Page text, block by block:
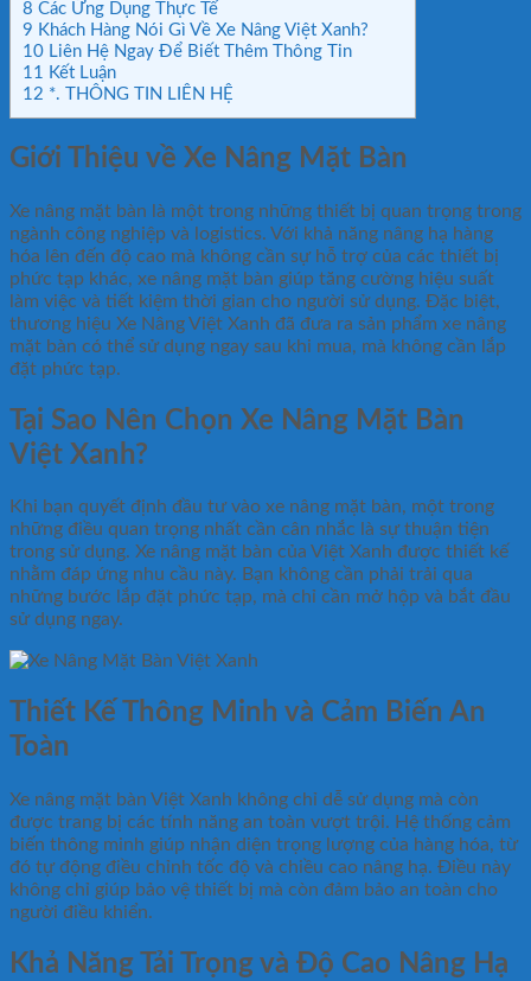
8 Các Ứng Dụng Thực Tế
9 Khách Hàng Nói Gì Về Xe Nâng Việt Xanh?
10 Liên Hệ Ngay Để Biết Thêm Thông Tin
11 Kết Luận
12 *. THÔNG TIN LIÊN HỆ
Giới Thiệu về Xe Nâng Mặt Bàn
Xe nâng mặt bàn là một trong những thiết bị quan trọng trong
ngành công nghiệp và logistics. Với khả năng nâng hạ hàng
hóa lên đến độ cao mà không cần sự hỗ trợ của các thiết bị
phức tạp khác, xe nâng mặt bàn giúp tăng cường hiệu suất
làm việc và tiết kiệm thời gian cho người sử dụng. Đặc biệt,
thương hiệu Xe Nâng Việt Xanh đã đưa ra sản phẩm xe nâng
mặt bàn có thể sử dụng ngay sau khi mua, mà không cần lắp
đặt phức tạp.
Tại Sao Nên Chọn Xe Nâng Mặt Bàn
Việt Xanh?
Khi bạn quyết định đầu tư vào xe nâng mặt bàn, một trong
những điều quan trọng nhất cần cân nhắc là sự thuận tiện
trong sử dụng. Xe nâng mặt bàn của Việt Xanh được thiết kế
nhằm đáp ứng nhu cầu này. Bạn không cần phải trải qua
những bước lắp đặt phức tạp, mà chỉ cần mở hộp và bắt đầu
sử dụng ngay.
Thiết Kế Thông Minh và Cảm Biến An
Toàn
Xe nâng mặt bàn Việt Xanh không chỉ dễ sử dụng mà còn
được trang bị các tính năng an toàn vượt trội. Hệ thống cảm
biến thông minh giúp nhận diện trọng lượng của hàng hóa, từ
đó tự động điều chỉnh tốc độ và chiều cao nâng hạ. Điều này
không chỉ giúp bảo vệ thiết bị mà còn đảm bảo an toàn cho
người điều khiển.
Khả Năng Tải Trọng và Độ Cao Nâng Hạ